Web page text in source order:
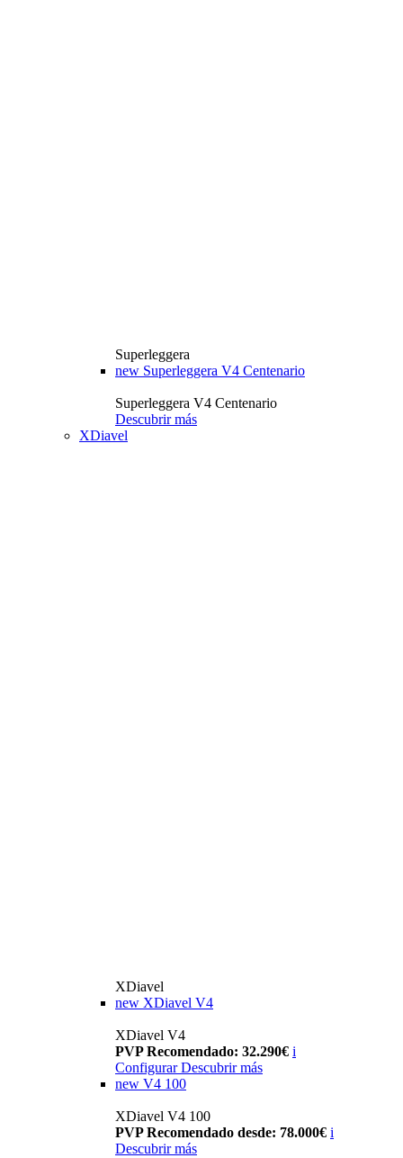
Superleggera
new Superleggera V4 Centenario
Superleggera V4 Centenario
Descubrir más
XDiavel
XDiavel
new XDiavel V4
XDiavel V4
PVP Recomendado: 32.290€ i
Configurar Descubrir más
new V4 100
XDiavel V4 100
PVP Recomendado desde: 78.000€ i
Descubrir más